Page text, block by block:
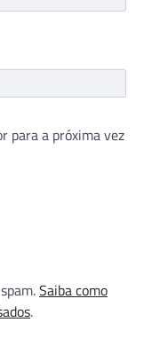
para a próxima vez
Saiba como
.